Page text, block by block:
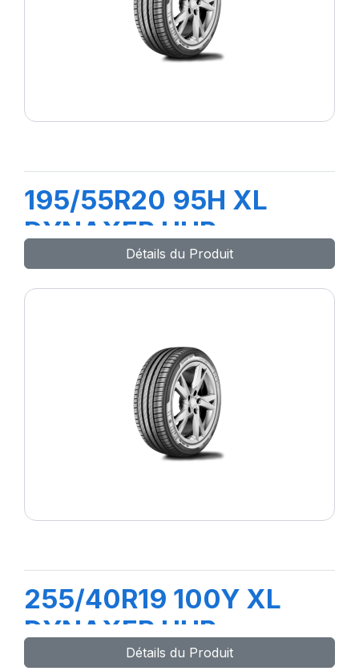
195/55R20 95H XL
DYNAXER UHP
Détails du Produit
255/40R19 100Y XL
DYNAXER UHP
Détails du Produit